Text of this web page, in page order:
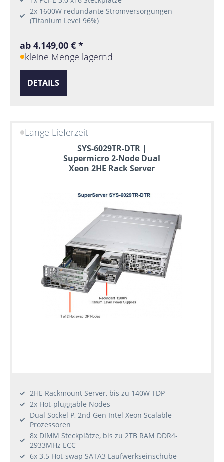
2x 1600W redundante Stromversorgungen
(Titanium Level 96%)
ab 4.149,00 € *
kleine Menge lagernd
DETAILS
Lange Lieferzeit
SYS-6029TR-DTR |
Supermicro 2-Node Dual
Xeon 2HE Rack Server
2HE Rackmount Server, bis zu 140W TDP
2x Hot-pluggable Nodes
Dual Sockel P, 2nd Gen Intel Xeon Scalable
Prozessoren
8x DIMM Steckplätze, bis zu 2TB RAM DDR4-
2933MHz ECC
6x 3.5 Hot-swap SATA3 Laufwerkseinschübe